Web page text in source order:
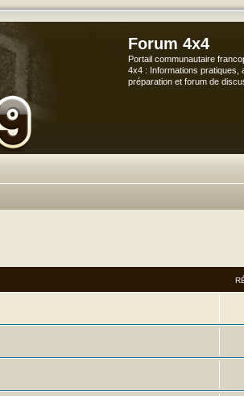
Forum 4x4
Portail communautaire
4x4 : Informations pratiques,
préparation et forum de